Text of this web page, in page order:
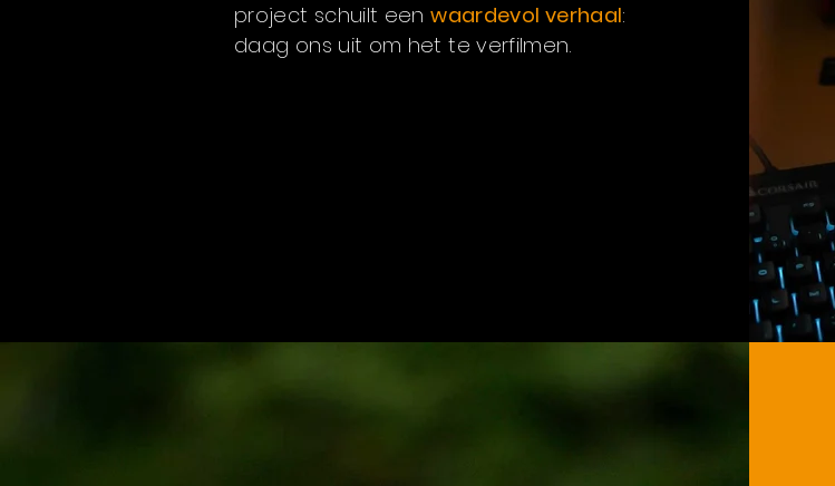
project schuilt eenwaardevol verhaal:
daag ons uit om het te verfilmen.